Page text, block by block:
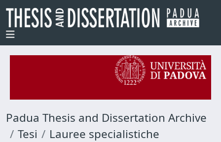
Padua Thesis and Dissertation Archive
Tesi
Lauree specialistiche